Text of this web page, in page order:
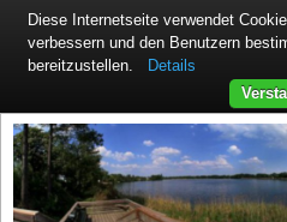
Diese Internetseite verwendet
verbessern und den Benutzern
bereitzustellen.
Details